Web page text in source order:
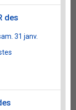
des
31 janv.